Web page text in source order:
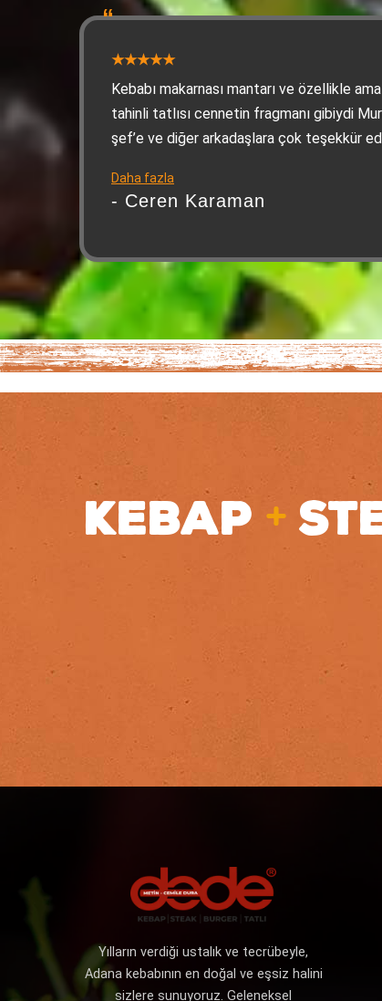
Kebabı makarnası mantarı ve özellikle
tahinli tatlısı cennetin fragmanı gibiydi
şef’e ve diğer arkadaşlara çok teşekkür
Adana’daysanız ve bu yorumu okuyorsanız
en azından tatmanızı şiddetle tavsiye
Daha fazla
- Ceren Karaman
KEBAP +
Yılların verdiği ustalık ve tecrübeyle,
Adana kebabının en doğal ve eşsiz halini
sizlere sunuyoruz. Geleneksel